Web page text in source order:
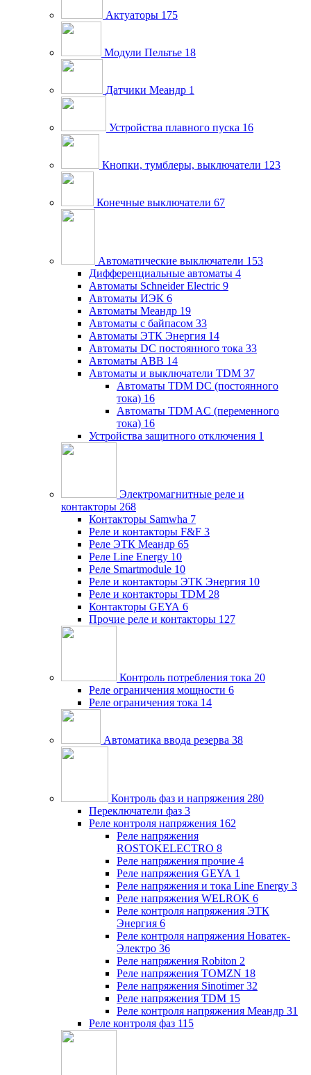
Актуаторы 175
Модули Пельтье 18
Датчики Меандр 1
Устройства плавного пуска 16
Кнопки, тумблеры, выключатели 123
Конечные выключатели 67
Автоматические выключатели 153
Дифференциальные автоматы 4
Автоматы Schneider Electric 9
Автоматы ИЭК 6
Автоматы Меандр 19
Автоматы с байпасом 33
Автоматы ЭТК Энергия 14
Автоматы DC постоянного тока 33
Автоматы ABB 14
Автоматы и выключатели TDM 37
Автоматы TDM DC (постоянного
тока) 16
Автоматы TDM AC (переменного
тока) 16
Устройства защитного отключения 1
Электромагнитные реле и
контакторы 268
Контакторы Samwha 7
Реле и контакторы F&F 3
Реле ЭТК Меандр 65
Реле Line Energy 10
Реле Smartmodule 10
Реле и контакторы ЭТК Энергия 10
Реле и контакторы TDM 28
Контакторы GEYA 6
Прочие реле и контакторы 127
Контроль потребления тока 20
Реле ограничения мощности 6
Реле ограничения тока 14
Автоматика ввода резерва 38
Контроль фаз и напряжения 280
Переключатели фаз 3
Реле контроля напряжения 162
Реле напряжения
ROSTOKELECTRO 8
Реле напряжения прочие 4
Реле напряжения GEYA 1
Реле напряжения и тока Line Energy 3
Реле напряжения WELROK 6
Реле контроля напряжения ЭТК
Энергия 6
Реле контроля напряжения Новатек-
Электро 36
Реле напряжения Robiton 2
Реле напряжения TOMZN 18
Реле напряжения Sinotimer 32
Реле напряжения TDM 15
Реле контроля напряжения Меандр 31
Реле контроля фаз 115